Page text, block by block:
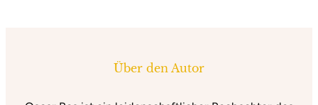
Über den Autor